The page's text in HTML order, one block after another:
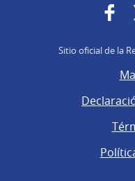
Sitio oficial de la